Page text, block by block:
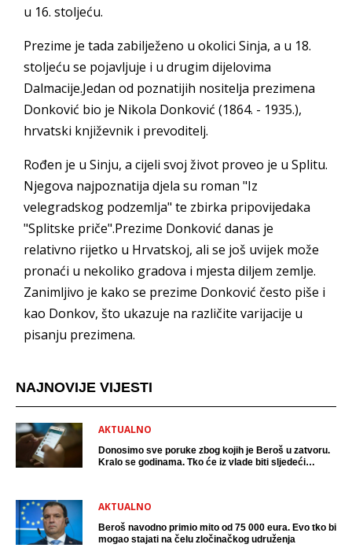
u 16. stoljeću.
Prezime je tada zabilježeno u okolici Sinja, a u 18.
stoljeću se pojavljuje i u drugim dijelovima
Dalmacije.Jedan od poznatijih nositelja prezimena
Donković bio je Nikola Donković (1864. - 1935.),
hrvatski književnik i prevoditelj.
Rođen je u Sinju, a cijeli svoj život proveo je u Splitu.
Njegova najpoznatija djela su roman "Iz
velegradskog podzemlja" te zbirka pripovijedaka
"Splitske priče".Prezime Donković danas je
relativno rijetko u Hrvatskoj, ali se još uvijek može
pronaći u nekoliko gradova i mjesta diljem zemlje.
Zanimljivo je kako se prezime Donković često piše i
kao Donkov, što ukazuje na različite varijacije u
pisanju prezimena.
NAJNOVIJE VIJESTI
AKTUALNO
Donosimo sve poruke zbog kojih je Beroš u zatvoru.
Kralo se godinama. Tko će iz vlade biti sljedeći
AKTUALNO
Beroš navodno primio mito od 75 000 eura. Evo tko bi
mogao stajati na čelu zločinačkog udruženja